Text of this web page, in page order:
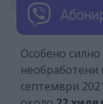
Особено
необработени
септември